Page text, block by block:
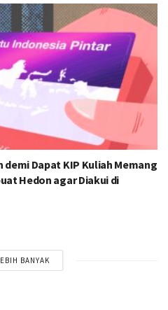
demi Dapat KIP Kuliah Memang
Hedon agar Diakui di
BANYAK